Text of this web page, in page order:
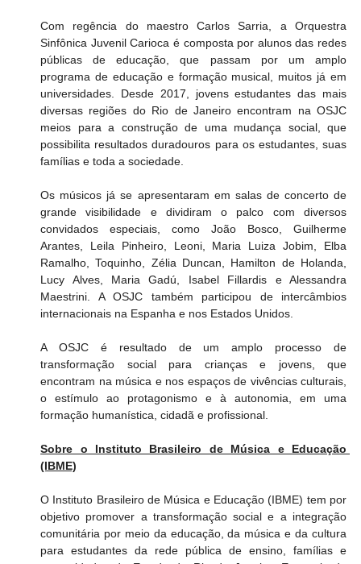
Com regência do maestro Carlos Sarria, a Orquestra
Sinfônica Juvenil Carioca é composta por alunos das redes
públicas de educação, que passam por um amplo
programa de educação e formação musical, muitos já em
universidades. Desde 2017, jovens estudantes das mais
diversas regiões do Rio de Janeiro encontram na OSJC
meios para a construção de uma mudança social, que
possibilita resultados duradouros para os estudantes, suas
famílias e toda a sociedade.
Os músicos já se apresentaram em salas de concerto de
grande visibilidade e dividiram o palco com diversos
convidados especiais, como João Bosco, Guilherme
Arantes, Leila Pinheiro, Leoni, Maria Luiza Jobim, Elba
Ramalho, Toquinho, Zélia Duncan, Hamilton de Holanda,
Lucy Alves, Maria Gadú, Isabel Fillardis e Alessandra
Maestrini. A OSJC também participou de intercâmbios
internacionais na Espanha e nos Estados Unidos.
A OSJC é resultado de um amplo processo de
transformação social para crianças e jovens, que
encontram na música e nos espaços de vivências culturais,
o estímulo ao protagonismo e à autonomia, em uma
formação humanística, cidadã e profissional.
Sobre o Instituto Brasileiro de Música e Educação
(IBME)
O Instituto Brasileiro de Música e Educação (IBME) tem por
objetivo promover a transformação social e a integração
comunitária por meio da educação, da música e da cultura
para estudantes da rede pública de ensino, famílias e